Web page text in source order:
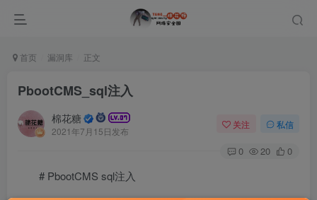
首页 漏洞库 正文
PbootCMS_sql注入
棉花糖
2021年7月15日发布
关注 私信
0 20 0
# PbootCMS sql注入